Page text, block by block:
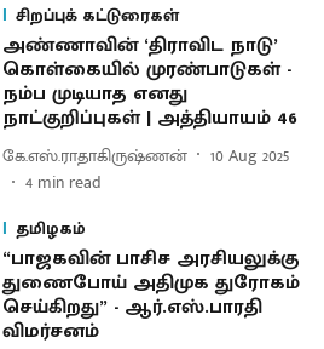
சிறப்புக் கட்டுரைகள்
அண்ணாவின் ‘திராவிட நாடு’
கொள்கையில் முரண்பாடுகள் -
நம்ப முடியாத எனது
நாட்குறிப்புகள் | அத்தியாயம் 46
கே.எஸ்.ராதாகிருஷ்ணன்
10 Aug 2025
4 min read
தமிழகம்
“பாஜகவின் பாசிச அரசியலுக்கு
துணைபோய் அதிமுக துரோகம்
செய்கிறது” - ஆர்.எஸ்.பாரதி
விமர்சனம்